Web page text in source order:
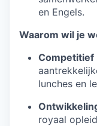
en Engels.
Waarom wil je
Competitief
lunches en
royaal